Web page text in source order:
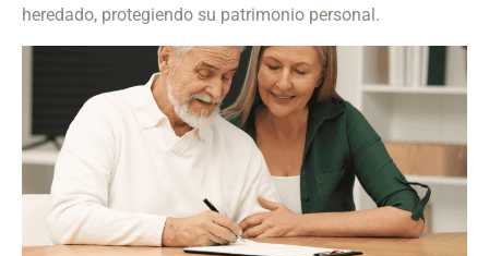
heredado, protegiendo su patrimonio personal.